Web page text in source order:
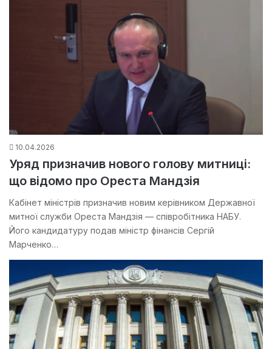
10.04.2026
Уряд призначив нового голову митниці:
що відомо про Ореста Мандзія
Кабінет міністрів призначив новим керівником Державної
митної служби Ореста Мандзія — співробітника НАБУ.
Його кандидатуру подав міністр фінансів Сергій
Марченко…